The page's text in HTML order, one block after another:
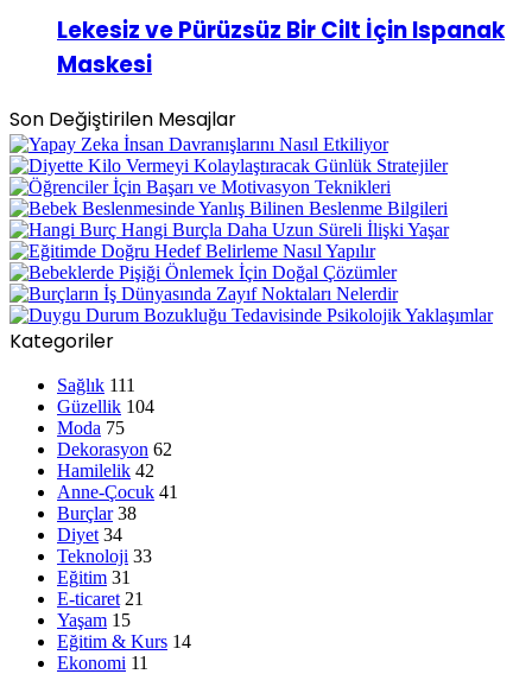
Lekesiz ve Pürüzsüz Bir Cilt İçin Ispanak
Maskesi
Son Değiştirilen Mesajlar
Kategoriler
Sağlık 111
Güzellik 104
Moda 75
Dekorasyon 62
Hamilelik 42
Anne-Çocuk 41
Burçlar 38
Diyet 34
Teknoloji 33
Eğitim 31
E-ticaret 21
Yaşam 15
Eğitim & Kurs 14
Ekonomi 11